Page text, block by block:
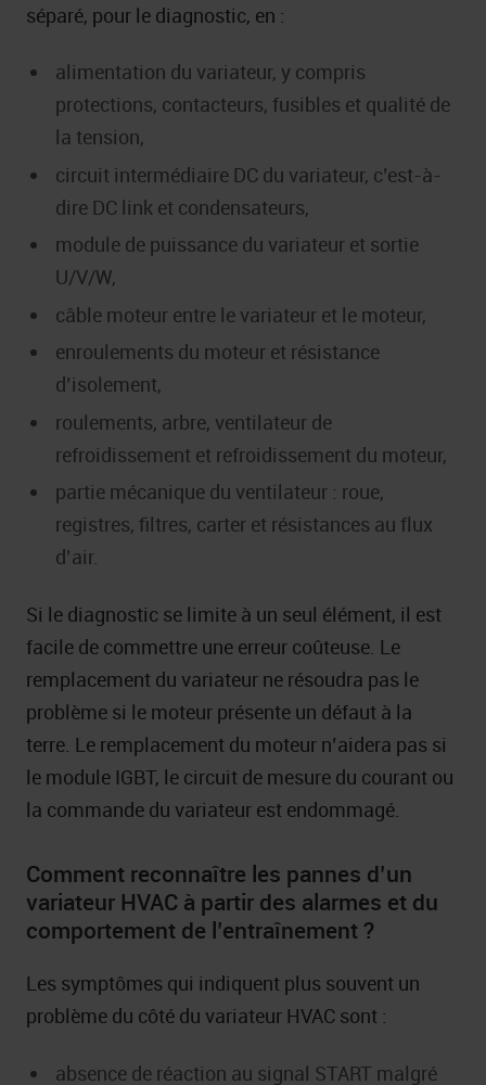
séparé, pour le diagnostic, en :
alimentation du variateur, y compris
protections, contacteurs, fusibles et qualité de
la tension,
circuit intermédiaire DC du variateur, c’est-à-
dire DC link et condensateurs,
module de puissance du variateur et sortie
U/V/W,
câble moteur entre le variateur et le moteur,
enroulements du moteur et résistance
d’isolement,
roulements, arbre, ventilateur de
refroidissement et refroidissement du moteur,
partie mécanique du ventilateur : roue,
registres, filtres, carter et résistances au flux
d’air.
Si le diagnostic se limite à un seul élément, il est
facile de commettre une erreur coûteuse. Le
remplacement du variateur ne résoudra pas le
problème si le moteur présente un défaut à la
terre. Le remplacement du moteur n’aidera pas si
le module IGBT, le circuit de mesure du courant ou
la commande du variateur est endommagé.
Comment reconnaître les pannes d’un
variateur HVAC à partir des alarmes et du
comportement de l’entraînement ?
Les symptômes qui indiquent plus souvent un
problème du côté du variateur HVAC sont :
absence de réaction au signal START malgré